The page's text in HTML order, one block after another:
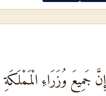
إِنَّ جَمِيعَ وُزَرَاءِ الْمَمْلَكَةِ